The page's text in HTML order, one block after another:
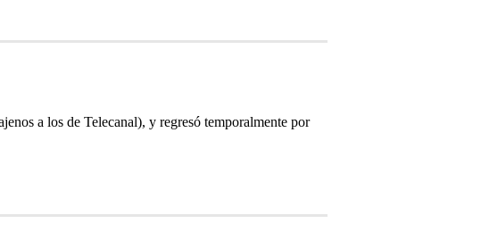
a los de Telecanal), y regresó temporalmente por